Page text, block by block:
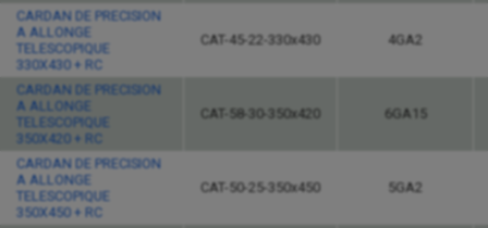
CARDAN DE PRECISION
A ALLONGE
TELESCOPIQUE
330X430 + RC
CAT-45-22-330x430 4GA2
CARDAN DE PRECISION
A ALLONGE
TELESCOPIQUE
350X420 + RC
CAT-58-30-350x420 6GA15
CARDAN DE PRECISION
A ALLONGE
TELESCOPIQUE
350X450 + RC
CAT-50-25-350x450 5GA2